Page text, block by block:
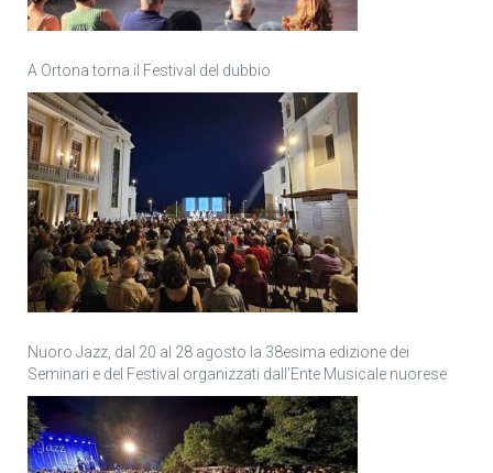
A Ortona torna il Festival del dubbio
Nuoro Jazz, dal 20 al 28 agosto la 38esima edizione dei
Seminari e del Festival organizzati dall’Ente Musicale nuorese